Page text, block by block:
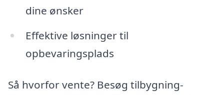
dine ønsker
Effektive løsninger til
opbevaringsplads
Så hvorfor vente? Besøg tilbygning-